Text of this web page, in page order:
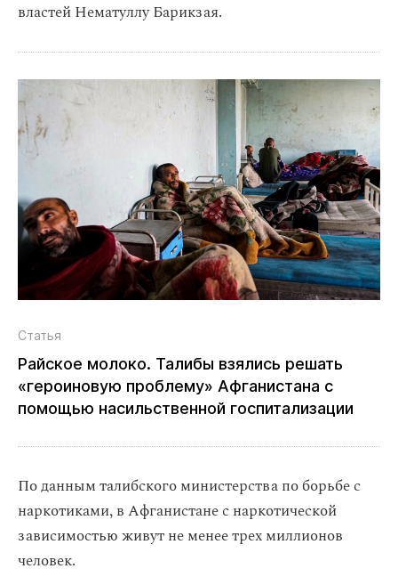
властей Нематуллу Барикзая.
Статья
Райское молоко. Талибы взялись решать
«героиновую проблему» Афганистана с
помощью насильственной госпитализации
По данным талибского министерства по борьбе с
наркотиками, в Афганистане с наркотической
зависимостью живут не менее трех миллионов
человек.